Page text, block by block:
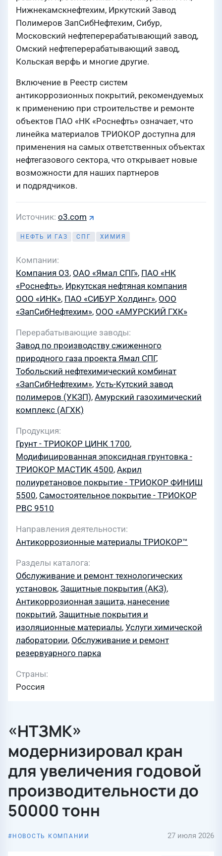
Нижнекамскнефтехим, Иркутский Завод
Полимеров ЗапСибНефтехим, Сибур,
Московский нефтеперерабатывающий завод,
Омский нефтеперерабатывающий завод,
Кольская верфь и многие другие.
Включение в Реестр систем
антикоррозионных покрытий, рекомендуемых
к применению при строительстве и ремонте
объектов ПАО «НК «Роснефть» означает, что
линейка материалов ТРИОКОР доступна для
применения на самых ответственных объектах
нефтегазового сектора, что открывает новые
возможности для наших партнеров
и подрядчиков.
Источник o3.com
НЕФТЬ И ГАЗ СПГ ХИМИЯ
Компании
Компания О3, ОАО «Ямал СПГ», ПАО «НК
«Роснефть», Иркутская нефтяная компания
ООО «ИНК», ПАО «СИБУР Холдинг», ООО
«ЗапСибНефтехим», ООО «АМУРСКИЙ ГХК»
Перерабатывающие заводы
Завод по производству сжиженного
природного газа проекта Ямал СПГ,
Тобольский нефтехимический комбинат
«ЗапСибНефтехим», Усть-Кутский завод
полимеров (УКЗП), Амурский газохимический
комплекс (АГХК)
Продукция
Грунт - ТРИОКОР ЦИНК 1700,
Модифицированная эпоксидная грунтовка -
ТРИОКОР МАСТИК 4500, Акрил
полиуретановое покрытие - ТРИОКОР ФИНИШ
5500, Самостоятельное покрытие - ТРИОКОР
PBC 9510
Направления деятельности
Антикоррозионные материалы ТРИОКОР™
Разделы каталога
Обслуживание и ремонт технологических
установок, Защитные покрытия (АКЗ),
Антикоррозионная защита, нанесение
покрытий, Защитные покрытия и
изоляционные материалы, Услуги химической
лаборатории, Обслуживание и ремонт
резервуарного парка
Страны
Россия
«НТЗМК»
модернизировал кран
для увеличения годовой
производительности до
50000 тонн
НОВОСТЬ КОМПАНИИ 27 июля 2026